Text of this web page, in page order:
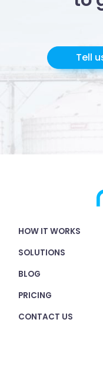
Tell
HOW IT WORKS
SOLUTIONS
BLOG
PRICING
CONTACT US